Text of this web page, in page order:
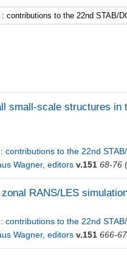
small-scale structures in
to the 22nd
Wagner, editors v.151 68-76
RANS/LES
to the 22nd
Wagner, editors v.151 666-